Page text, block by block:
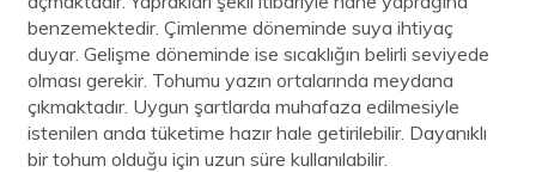
benzemektedir. Çimlenme döneminde suya ihtiyaç
duyar. Gelişme döneminde ise sıcaklığın belirli seviyede
olması gerekir. Tohumu yazın ortalarında meydana
çıkmaktadır. Uygun şartlarda muhafaza edilmesiyle
istenilen anda tüketime hazır hale getirilebilir. Dayanıklı
bir tohum olduğu için uzun süre kullanılabilir.